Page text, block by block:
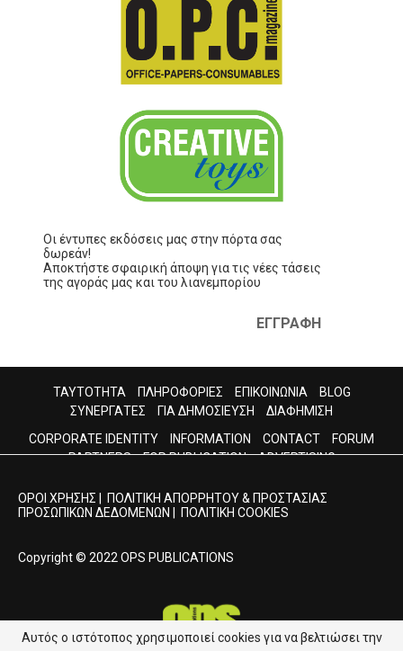
Οι έντυπες εκδόσεις μας στην πόρτα σας
δωρεάν!
Αποκτήστε σφαιρική άποψη για τις νέες τάσεις
της αγοράς μας και του λιανεμπορίου
ΕΓΓΡΑΦΗ
ΤΑΥΤΟΤΗΤΑ ΠΛΗΡΟΦΟΡΙΕΣ ΕΠΙΚΟΙΝΩΝΙΑ
BLOG
ΣΥΝΕΡΓΑΤΕΣ
ΓΙΑ ΔΗΜΟΣΙΕΥΣΗ
ΔΙΑΦΗΜΙΣΗ
CORPORATE IDENTITY
INFORMATION CONTACT
FORUM
PARTNERS
FOR PUBLICATION ADVERTISING
ΟΡΟΙ ΧΡΗΣΗΣ | ΠΟΛΙΤΙΚΗ ΑΠΟΡΡΗΤΟΥ & ΠΡΟΣΤΑΣΙΑΣ
ΠΡΟΣΩΠΙΚΩΝ ΔΕΔΟΜΕΝΩΝ | ΠΟΛΙΤΙΚΗ COOKIES
Copyright © 2022 OPS PUBLICATIONS
Αυτός ο ιστότοπος χρησιμοποιεί cookies για να βελτιώσει την